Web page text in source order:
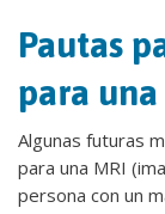
Pautas
para
Algunas futuras
para una MRI
persona con un